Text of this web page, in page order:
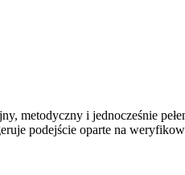
metodyczny i jednocześnie
podejście oparte na